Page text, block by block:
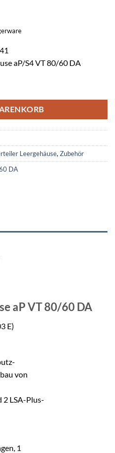
aP/S4 VT 80/60 DA
Leergehäuse, Zubehör
DA
aPVT 80/60 DA
E)
von
2 LSA-Plus-
1